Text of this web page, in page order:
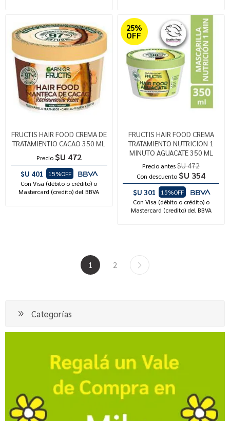
FRUCTIS HAIR FOOD CREMA DE
TRATAMIENTIO CACAO 350 ML
Precio $U 472
$U 401
15%OFF
Con Visa (débito o crédito) o
Mastercard (credito) del BBVA
25%
OFF
FRUCTIS HAIR FOOD CREMA
TRATAMIENTO NUTRICION 1
MINUTO AGUACATE 350 ML
Precio antes$U 472
Con descuento $U 354
$U 301
15%OFF
Con Visa (débito o crédito) o
Mastercard (credito) del BBVA
1 2
Categorías